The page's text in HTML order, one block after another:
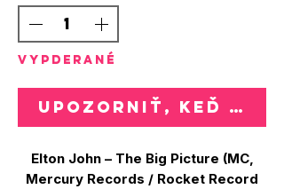
VYPDERANÉ
Upozorniť, keď
Elton John – The Big Picture (MC,
Mercury Records / Rocket Record